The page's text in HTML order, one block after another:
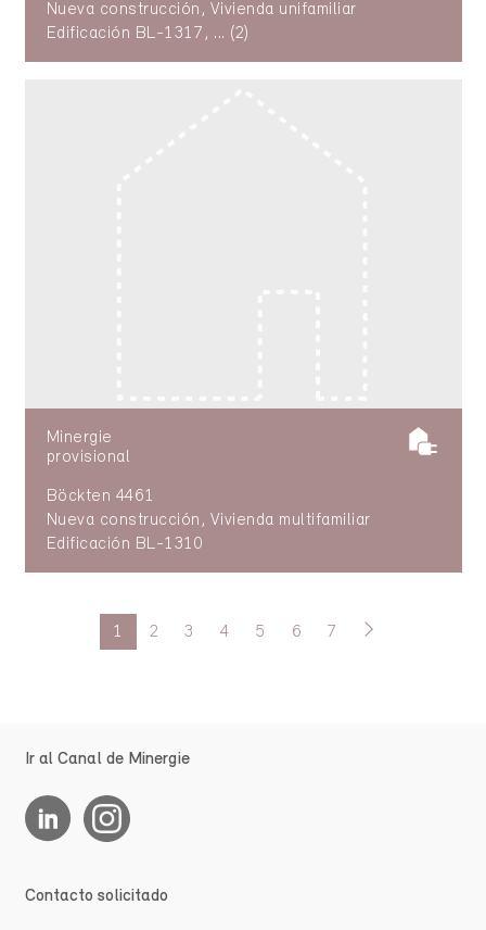
Nueva construcción, Vivienda unifamiliar
Edificación BL-1317, ... (2)
Minergie
provisional
Böckten 4461
Nueva construcción, Vivienda multifamiliar
Edificación BL-1310
1 2 3 4 5 6 7
Ir al Canal de Minergie
Contacto solicitado